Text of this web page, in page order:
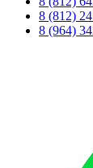
8 (812)
8 (964)